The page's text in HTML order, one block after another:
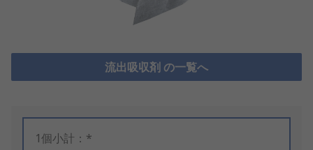
流出吸収剤 の一覧へ
1個小計：*